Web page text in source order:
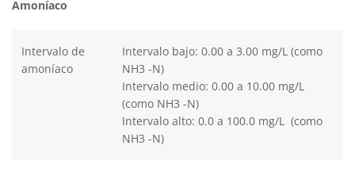
Amoníaco
Intervalo de
amoníaco
Intervalo bajo: 0.00 a 3.00 mg/L (como
NH3 -N)
Intervalo medio: 0.00 a 10.00 mg/L
(como NH3 -N)
Intervalo alto: 0.0 a 100.0 mg/L (como
NH3 -N)